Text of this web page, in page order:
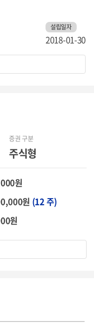
설립일자
2018-01-30
증권 구분
주식형
원
원 (12 주)
원